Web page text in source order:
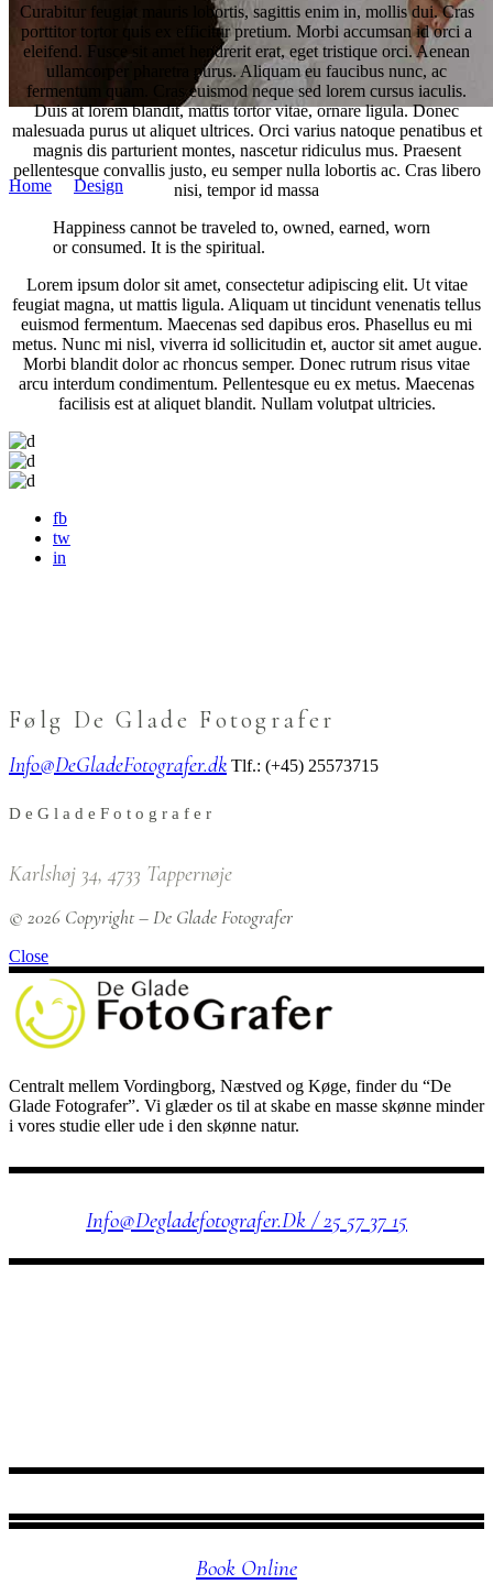
De Glade Fotografer
Home Design Venue Invitations
Curabitur feugiat mauris lobortis, sagittis enim in, mollis dui. Cras
porttitor tortor quis ex efficitur pretium. Morbi accumsan id orci a
eleifend. Fusce sit amet hendrerit erat, eget tristique orci. Aenean
ullamcorper pharetra purus. Aliquam eu faucibus nunc, ac
fermentum quam. Cras euismod neque sed lorem cursus iaculis.
Duis at lorem blandit, mattis tortor vitae, ornare ligula. Donec
malesuada purus ut aliquet ultrices. Orci varius natoque penatibus et
magnis dis parturient montes, nascetur ridiculus mus. Praesent
pellentesque convallis justo, eu semper nulla lobortis ac. Cras libero
nisi, tempor id massa
Happiness cannot be traveled to, owned, earned, worn
or consumed. It is the spiritual.
Lorem ipsum dolor sit amet, consectetur adipiscing elit. Ut vitae
feugiat magna, ut mattis ligula. Aliquam ut tincidunt venenatis tellus
euismod fermentum. Maecenas sed dapibus eros. Phasellus eu mi
metus. Nunc mi nisl, viverra id sollicitudin et, auctor sit amet augue.
Morbi blandit dolor ac rhoncus semper. Donec rutrum risus vitae
arcu interdum condimentum. Pellentesque eu ex metus. Maecenas
facilisis est at aliquet blandit. Nullam volutpat ultricies.
fb
tw
in
Følg De Glade Fotografer
Info@DeGladeFotografer.dk Tlf.: (+45) 25573715
D e G l a d e F o t o g r a f e r
Karlshøj 34, 4733 Tappernøje
© 2026 Copyright – De Glade Fotografer
Close
Centralt mellem Vordingborg, Næstved og Køge, finder du “De
Glade Fotografer”. Vi glæder os til at skabe en masse skønne minder
i vores studie eller ude i den skønne natur.
Info@degladefotografer.dk / 25 57 37 15
Book Online